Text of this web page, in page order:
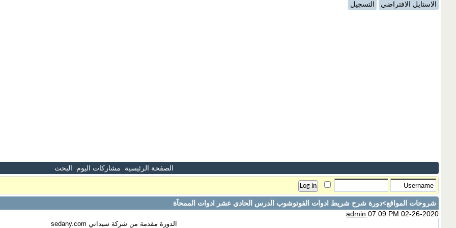
الاستايل الافتراضي
التسجيل
الصفحة الرئيسية مشاركات اليوم البحث
شروحات المواقع>دورة شرح شريط ادوات الفوتوشوب الدرس الحادي عشر ادوات الممحآة
admin 07:09 PM 02-26-2020
الدورة مقدمة من شركة سيداني sedany.com